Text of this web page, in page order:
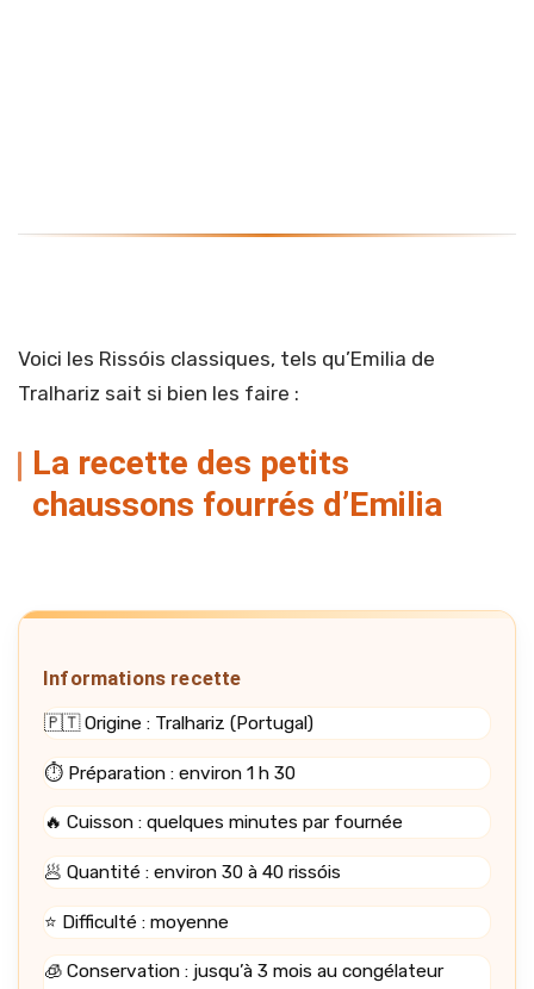
Voici les Rissóis classiques, tels qu’Emilia de
Tralhariz sait si bien les faire :
La recette des petits
chaussons fourrés d’Emilia
Informations recette
🇵🇹 Origine : Tralhariz (Portugal)
⏱️ Préparation : environ 1 h 30
🔥 Cuisson : quelques minutes par fournée
🥟 Quantité : environ 30 à 40 rissóis
⭐ Difficulté : moyenne
🧊 Conservation : jusqu’à 3 mois au congélateur